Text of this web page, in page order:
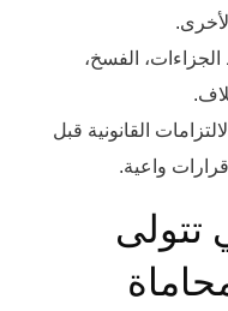
الفسخ،
القانونية قبل
واعية.
تتولى